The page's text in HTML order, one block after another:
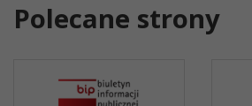
Polecane strony